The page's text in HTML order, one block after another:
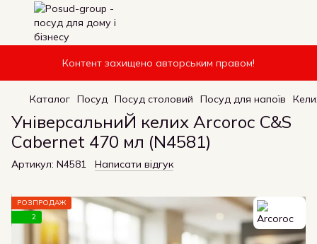
Контент захищено авторським правом!
Каталог Посуд Посуд столовий Посуд для напоїв
УніверсальниЙ келих Arcoroc C&S
Cabernet 470 мл (N4581)
Артикул: N4581 Написати відгук
РОЗПРОДАЖ
2